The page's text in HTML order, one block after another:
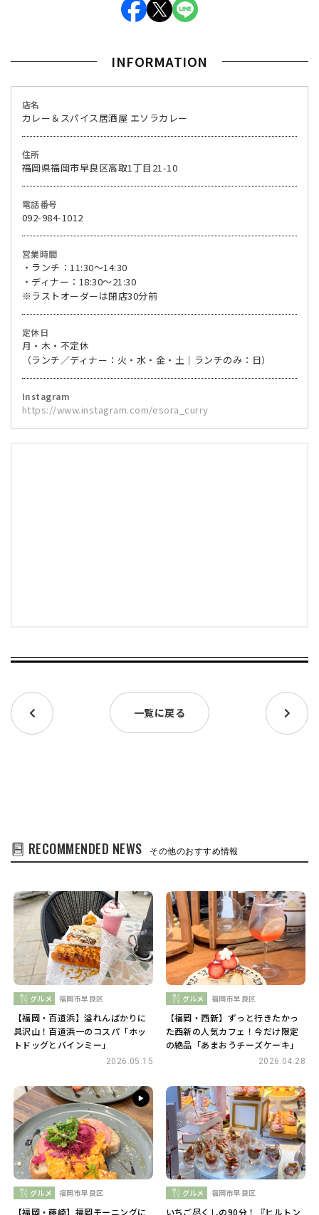
INFORMATION
店名
カレー＆スパイス居酒屋 エソラカレー
住所
福岡県福岡市早良区高取1丁目21-10
電話番号
092-984-1012
営業時間
・ランチ：11:30〜14:30
・ディナー：18:30〜21:30
※ラストオーダーは閉店30分前
定休日
月・木・不定休
（ランチ／ディナー：火・水・金・土｜ランチのみ：日）
Instagram
https://www.instagram.com/esora_curry
一覧に戻る
RECOMMENDED NEWS その他のおすすめ情報
グルメ 福岡市早良区
【福岡・百道浜】溢れんばかりに
具沢山！百道浜一のコスパ「ホッ
トドッグとバインミー」
2026.05.15
グルメ 福岡市早良区
【福岡・西新】ずっと行きたかっ
た西新の人気カフェ！今だけ限定
の絶品「あまおうチーズケーキ」
2026.04.28
グルメ 福岡市早良区
【福岡・藤崎】福岡モーニングに
グルメ 福岡市早良区
いちご尽くしの90分！『ヒルトン